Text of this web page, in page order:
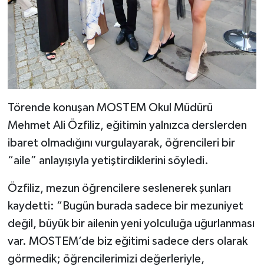
Törende konuşan MOSTEM Okul Müdürü
Mehmet Ali Özfiliz, eğitimin yalnızca derslerden
ibaret olmadığını vurgulayarak, öğrencileri bir
“aile” anlayışıyla yetiştirdiklerini söyledi.
Özfiliz, mezun öğrencilere seslenerek şunları
kaydetti: “Bugün burada sadece bir mezuniyet
değil, büyük bir ailenin yeni yolculuğa uğurlanması
var. MOSTEM’de biz eğitimi sadece ders olarak
görmedik; öğrencilerimizi değerleriyle,